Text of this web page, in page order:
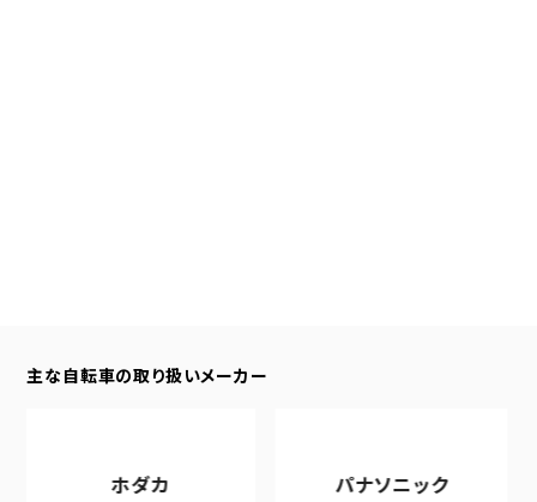
主な自転車の取り扱いメーカー
ホダカ パナソニック